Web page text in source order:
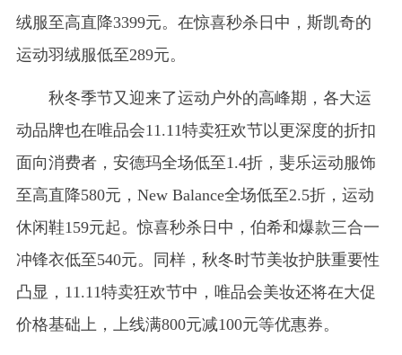
绒服至高直降3399元。在惊喜秒杀日中，斯凯奇的
运动羽绒服低至289元。
秋冬季节又迎来了运动户外的高峰期，各大运
动品牌也在唯品会11.11特卖狂欢节以更深度的折扣
面向消费者，安德玛全场低至1.4折，斐乐运动服饰
至高直降580元，New Balance全场低至2.5折，运动
休闲鞋159元起。惊喜秒杀日中，伯希和爆款三合一
冲锋衣低至540元。同样，秋冬时节美妆护肤重要性
凸显，11.11特卖狂欢节中，唯品会美妆还将在大促
价格基础上，上线满800元减100元等优惠券。